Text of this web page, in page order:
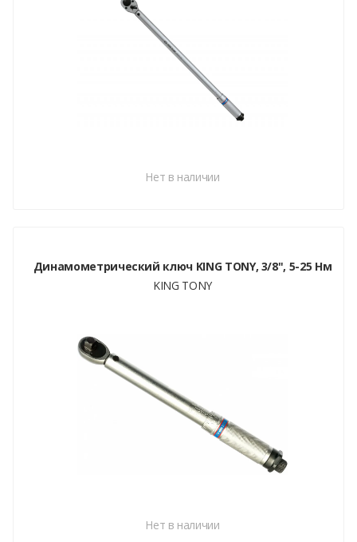
Нет в наличии
Динамометрический ключ KING TONY, 3/8", 5-25 Нм
KING TONY
Нет в наличии